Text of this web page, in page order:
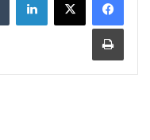
طباعة